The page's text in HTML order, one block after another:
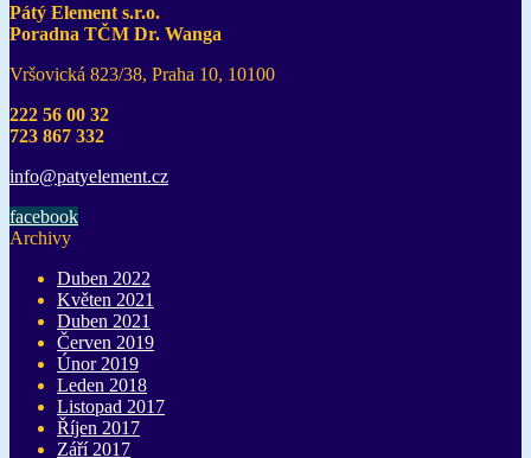
Pátý Element s.r.o.
Poradna TČM Dr. Wanga
Vršovická 823/38, Praha 10, 10100
222 56 00 32
723 867 332
info@patyelement.cz
facebook
Archivy
Duben 2022
Květen 2021
Duben 2021
Červen 2019
Únor 2019
Leden 2018
Listopad 2017
Říjen 2017
Září 2017